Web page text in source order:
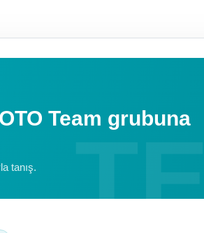
Team grubuna
tanış.